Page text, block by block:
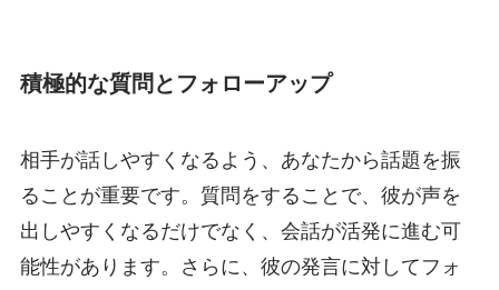
積極的な質問とフォローアップ
相手が話しやすくなるよう、あなたから話題を振
ることが重要です。質問をすることで、彼が声を
出しやすくなるだけでなく、会話が活発に進む可
能性があります。さらに、彼の発言に対してフォ